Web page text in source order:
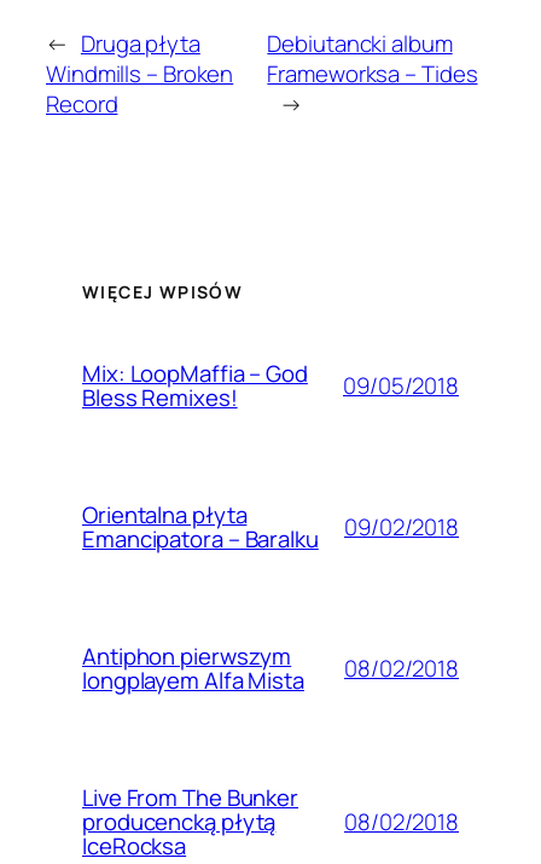
← Druga płyta
Windmills – Broken
Record
Debiutancki album
Frameworksa – Tides
→
WIĘCEJ WPISÓW
Mix: LoopMaffia – God
Bless Remixes! 09/05/2018
Orientalna płyta
Emancipatora – Baralku 09/02/2018
Antiphon pierwszym
longplayem Alfa Mista 08/02/2018
Live From The Bunker
producencką płytą
IceRocksa
08/02/2018